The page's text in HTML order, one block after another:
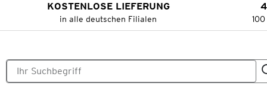
KOSTENLOSE LIEFERUNG
in alle deutschen Filialen